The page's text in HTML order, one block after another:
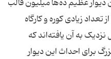
عظیم ده‌ها میلیون قالب
زیادی کوره و کارگاه
به آن یافته‌اند که
برای احداث این دیوار